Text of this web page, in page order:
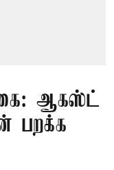
ஆகஸ்ட்
பறக்க